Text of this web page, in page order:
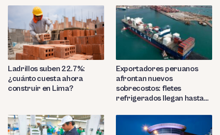
Ladrillos suben 22.7%:
¿cuánto cuesta ahora
construir en Lima?
Exportadores peruanos
afrontan nuevos
sobrecostos: fletes
refrigerados llegan hasta